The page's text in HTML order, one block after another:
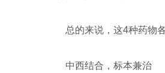
总的来说，这4种药物
中西结合，标本兼治